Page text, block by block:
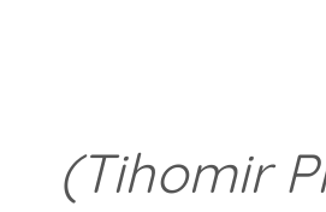
(Tihomir